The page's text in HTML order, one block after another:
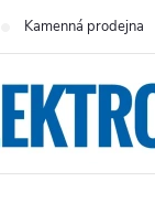
Kamenná prodejna